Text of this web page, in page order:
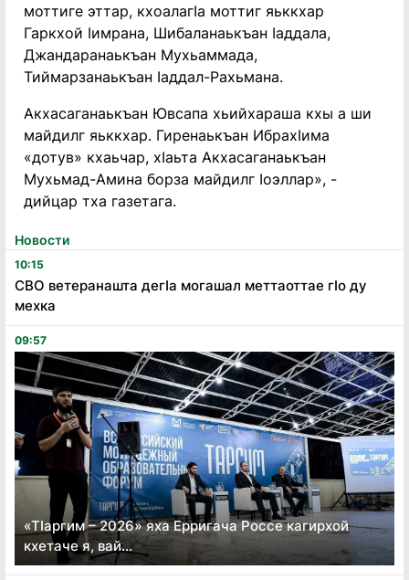
Новости
10:15
СВО ветеранашта дегӏа могашал меттаоттае гӏо ду
мехка
09:57
«Тӏаргим – 2026» яха Ерригача Россе кагирхой
кхетаче я, вай...
моттиге эттар, кхоалагӏа моттиг яьккхар
Гаркхой Ӏимрана, Шибаланаькъан Ӏаддала,
Джандаранаькъан Мухьаммада,
Тиймарзанаькъан Ӏаддал-Рахьмана.
Акхасаганаькъан Ювсапа хьийхараша кхы а ши
майдилг яьккхар. Гиренаькъан Ибрахӏима
«дотув» кхаьчар, хӏаьта Акхасаганаькъан
Мухьмад-Амина борза майдилг ӏоэллар», -
дийцар тха газетага.